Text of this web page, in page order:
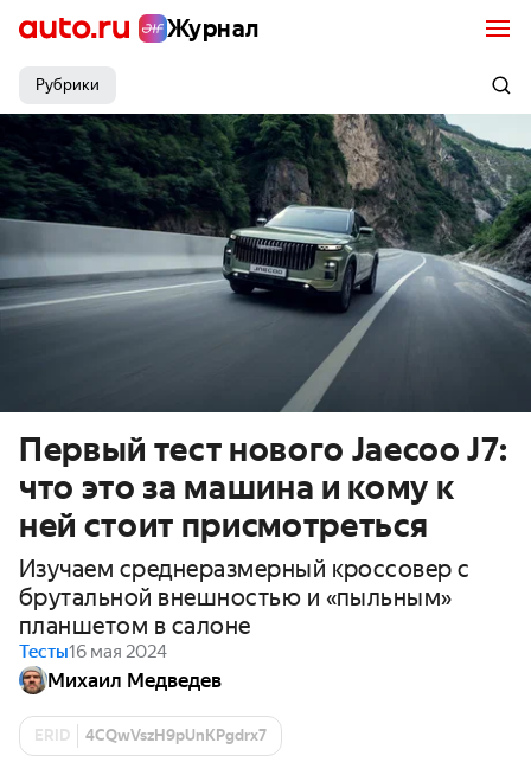
Журнал
Рубрики
Первый тест нового Jaecoo J7:
что это за машина и кому к
ней стоит присмотреться
Изучаем среднеразмерный кроссовер с
брутальной внешностью и «пыльным»
планшетом в салоне
Тесты16 мая 2024
Михаил Медведев
ERID 4CQwVszH9pUnKPgdrx7